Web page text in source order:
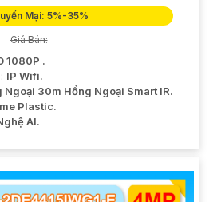
Mại: 5%-35%
Giá Bán:
1080P .
IP Wifi.
Ngoại 30m Hồng Ngoại Smart IR.
Plastic.
AI.